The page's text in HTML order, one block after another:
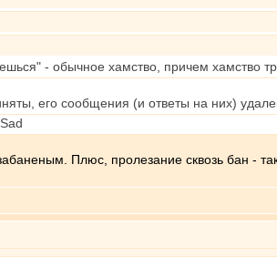
- обычное хамство, причем хамство
его сообщения (и ответы на них)
Плюс, пролезание сквозь бан -